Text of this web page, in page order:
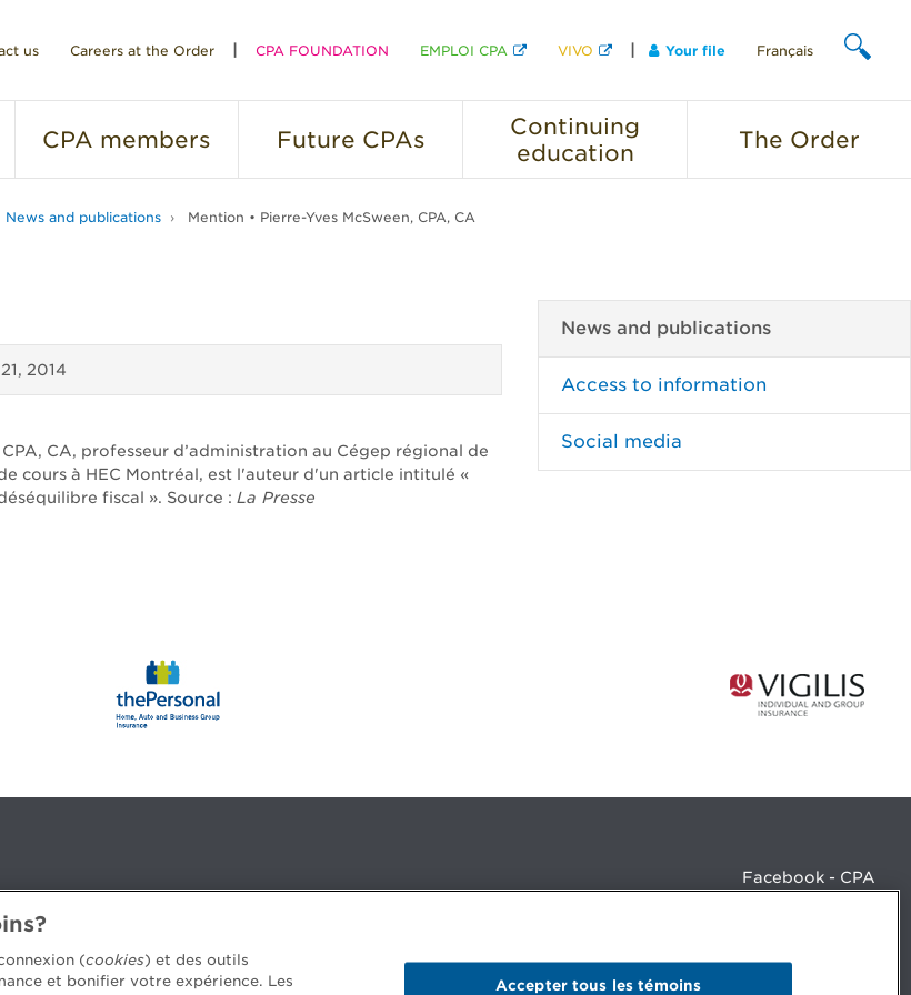
us Careers at the Order CPA FOUNDATION EMPLOI CPA VIVO Your file Français
CPA members Future CPAs
Continuing
education
The Order
News and publications Mention • Pierre-Yves McSween, CPA, CA
2014
CA, professeur d’administration au Cégep régional de
cours à HEC Montréal, est l'auteur d'un article intitulé «
fiscal ». Source : La Presse
News and publications
Access to information
Social media
Facebook - CPA
LinkedIn - 20 minutes CPA
LinkedIn - Emploi CPA
(cookies) et des outils
et bonifier votre expérience. Les
Accepter tous les témoins